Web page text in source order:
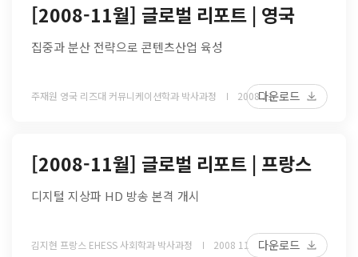
[2008-11월] 글로벌 리포트 | 영국
집중과 분산 전략으로 콘텐츠산업 육성
주재원 영국 리즈대 커뮤니케이션학과 박사과정 2008 11다운로드
[2008-11월] 글로벌 리포트 | 프랑스
디지털 지상파 HD 방송 본격 개시
김지현 프랑스 EHESS 사회학과 박사과정 2008 11 다운로드